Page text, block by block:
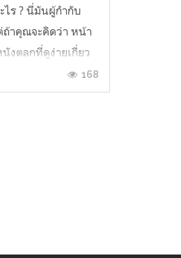
ไร ? นี่มันผู้กำกับ
ถ้าคุณจะคิดว่า หน้า
งตลกที่ดูง่ายเกี่ยว
กฝังความคิดเป็น
ร เป็น อดอล์ฟ ฮิต
168